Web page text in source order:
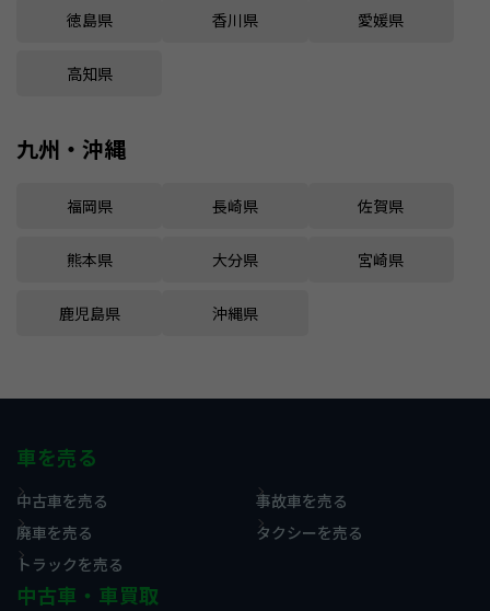
徳島県 香川県 愛媛県
高知県
九州・沖縄
福岡県 長崎県 佐賀県
熊本県 大分県 宮崎県
鹿児島県 沖縄県
車を売る
中古車を売る
事故車を売る
廃車を売る
タクシーを売る
トラックを売る
中古車・車買取